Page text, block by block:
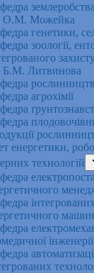
О.М. Можейка
генетики,
зоології,
Б.М. Литвинова
агрохімії
енергетики,
технологій